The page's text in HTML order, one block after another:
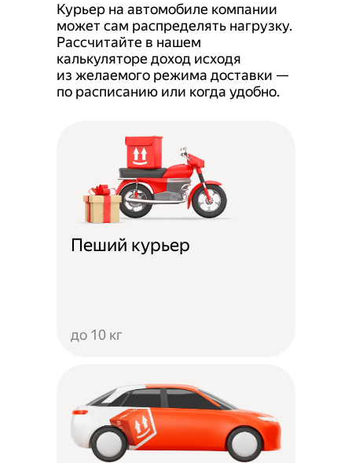
Курьер на автомобиле компании
может сам распределять нагрузку.
Рассчитайте в нашем
калькуляторе доход исходя
из желаемого режима доставки —
по расписанию или когда удобно.
Пеший курьер
до 10 кг